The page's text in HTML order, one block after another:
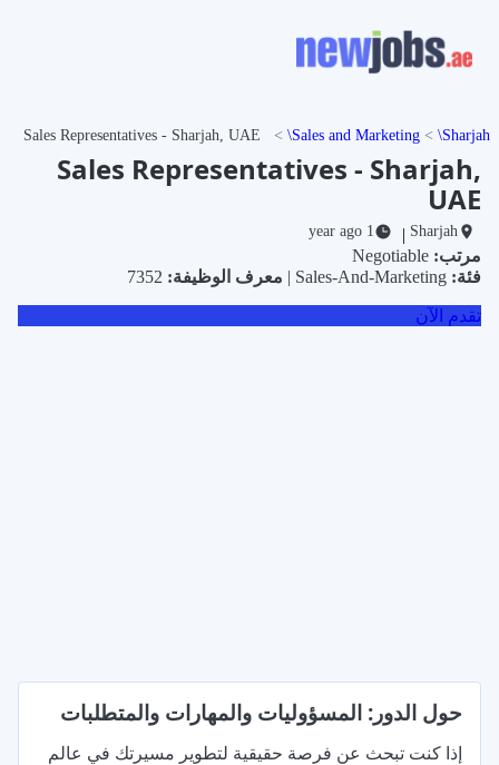
Sharjah
Sales and Marketing
Sales Representatives - Sharjah, UAE
Sales Representatives - Sharjah,
UAE
Sharjah
|
1 year ago
مرتب:
فئة:
معرف الوظيفة:
تقدم الآن
حول الدور: المسؤوليات والمهارات والمتطلبات
إذا كنت تبحث عن فرصة حقيقية لتطوير مسيرتك في عالم